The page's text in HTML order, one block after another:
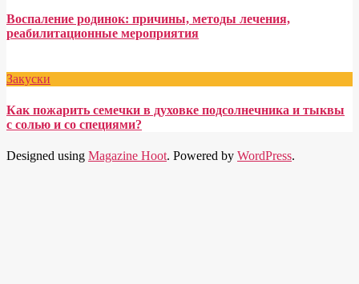
Воспаление родинок: причины, методы лечения,
реабилитационные мероприятия
Закуски
Как пожарить семечки в духовке подсолнечника и тыквы
с солью и со специями?
Designed using Magazine Hoot. Powered by WordPress.